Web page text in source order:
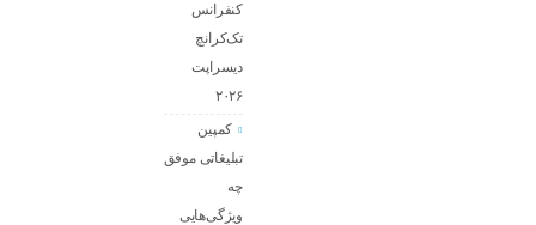
کنفرانس
تک‌کرانچ
دیسراپت
۲۰۲۶
کمپین
تبلیغاتی موفق
چه
ویژگی‌هایی